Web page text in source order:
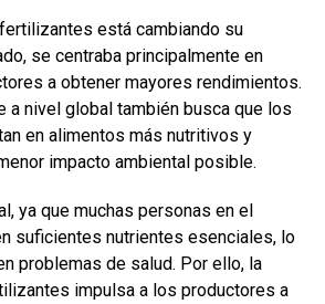
está cambiando su
se centraba principalmente en
a obtener mayores rendimientos.
a nivel global también busca que los
en alimentos más nutritivos y
impacto ambiental posible.
ya que muchas personas en el
suficientes nutrientes esenciales, lo
problemas de salud. Por ello, la
impulsa a los productores a